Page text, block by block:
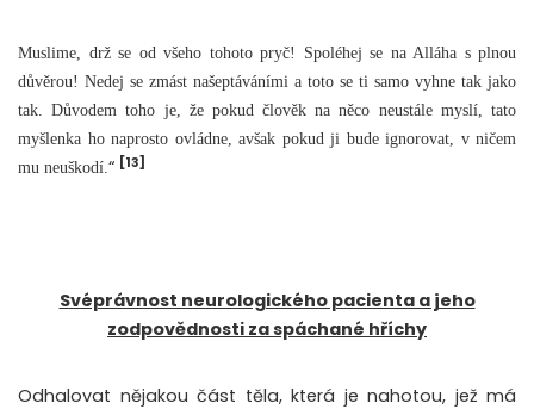
Muslime, drž se od všeho tohoto pryč! Spoléhej se na Alláha s plnou
důvěrou! Nedej se zmást našeptáváními a toto se ti samo vyhne tak jako
tak. Důvodem toho je, že pokud člověk na něco neustále myslí, tato
myšlenka ho naprosto ovládne, avšak pokud ji bude ignorovat, v ničem
mu neuškodí. “ [13]
Svéprávnost neurologického pacienta a jeho
zodpovědnosti za spáchané hříchy
Odhalovat nějakou část těla, která je nahotou, jež má